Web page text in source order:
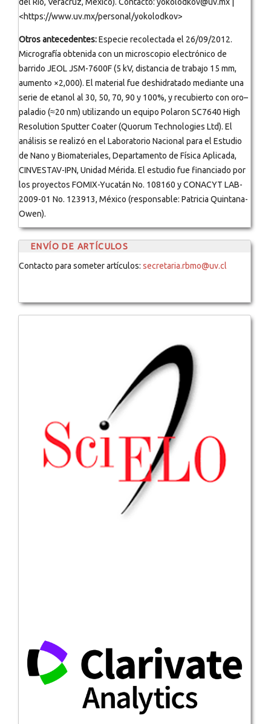
<https://www.uv.mx/personal/yokolodkov>
Otros antecedentes:Especie recolectada el 26/09/2012.
Micrografía obtenida con un microscopio electrónico de
barrido JEOL JSM-7600F (5 kV, distancia de trabajo 15 mm,
aumento ×2,000). El material fue deshidratado mediante una
serie de etanol al 30, 50, 70, 90 y 100%, y recubierto con oro–
paladio (≈20 nm) utilizando un equipo Polaron SC7640 High
Resolution Sputter Coater (Quorum Technologies Ltd). El
análisis se realizó en el Laboratorio Nacional para el Estudio
de Nano y Biomateriales, Departamento de Física Aplicada,
CINVESTAV-IPN, Unidad Mérida. El estudio fue financiado por
los proyectos FOMIX-Yucatán No. 108160 y CONACYT LAB-
2009-01 No. 123913, México (responsable: Patricia Quintana-
Owen).
ENVÍO DE ARTÍCULOS
Contacto para someter artículos: secretaria.rbmo@uv.cl